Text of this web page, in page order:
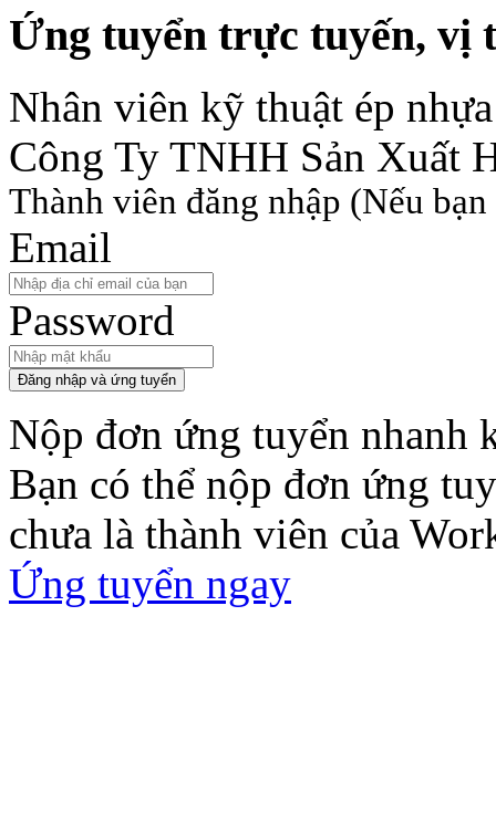
Ứng tuyển trực tuyến, vị
Nhân viên kỹ thuật ép nhựa
Công Ty TNHH Sản Xuất
Thành viên đăng nhập (Nếu
Email
Password
Đăng nhập và ứng tuyển
Nộp đơn ứng tuyển nhanh
Bạn có thể nộp đơn ứng
chưa là thành viên của
Ứng tuyển ngay